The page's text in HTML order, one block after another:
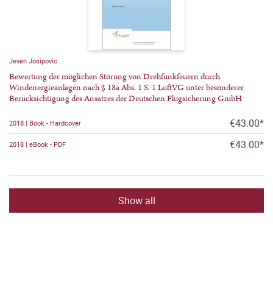
Jeven Josipovic
Bewertung der möglichen Störung von Drehfunkfeuern durch
Windenergieanlagen nach § 18a Abs. 1 S. 1 LuftVG unter besonderer
Berücksichtigung des Ansatzes der Deutschen Flugsicherung GmbH
2018 | Book - Hardcover €43.00*
2018 | eBook - PDF €43.00*
Show all